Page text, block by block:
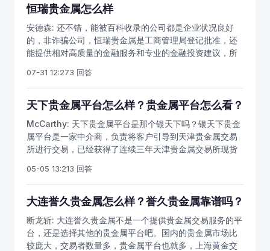
车和投资需求减少拖累，可以看出去年的铂金投资基本面
恒瑞贵金属怎么样
安德森: 还不错，能被百科收录的公司都是企业状况良好
的，非诈骗公司，恒瑞贵金属是工商管理局登记批准，还
能提供相对高质量的金融服务和专业的金融投资建议，所
07-31 12:273 回答
天下贵金属平台怎么样？贵金属平台怎么看？
McCarthy: 天下贵金属平台是那个银天下吗？银天下贵金
属平台是一家中介商，负责将客户引导到天津贵金属交易
所进行交易，已经获得了连续三年天津贵金属交易所现货
力还是有的，而且银天下贵金属的软件是有60分钟分析周
期线，准确提示买入、卖出信号，无需盯盘。
05-05 13:213 回答
大连誉久贵金属怎么样？誉久贵金属靠谱吗？
断龙斩: 大连誉久贵金属不是一个提供贵金属交易服务的平
台，还是选择其他的贵金属平台吧。国内的贵金属市场比
较庞大，交易者数量多，贵金属平台也就多，上海黄金交